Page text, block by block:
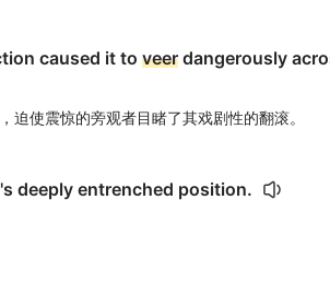
caused it to veer dangerously
使震惊的旁观者目睹了其戏剧性的翻滚。
deeply entrenched position.